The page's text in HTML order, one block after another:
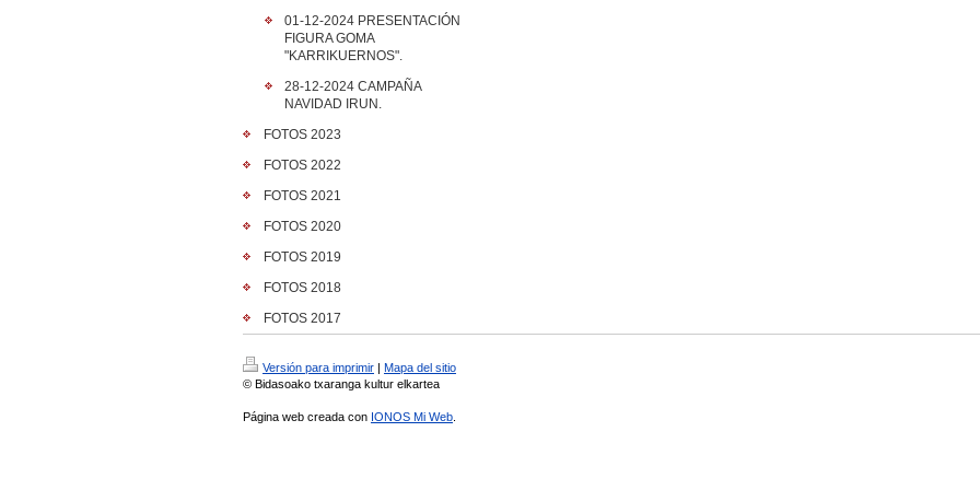
01-12-2024 PRESENTACIÓN
FIGURA GOMA
"KARRIKUERNOS".
28-12-2024 CAMPAÑA
NAVIDAD IRUN.
FOTOS 2023
FOTOS 2022
FOTOS 2021
FOTOS 2020
FOTOS 2019
FOTOS 2018
FOTOS 2017
Versión para imprimir | Mapa del sitio
© Bidasoako txaranga kultur elkartea
Página web creada con IONOS Mi Web